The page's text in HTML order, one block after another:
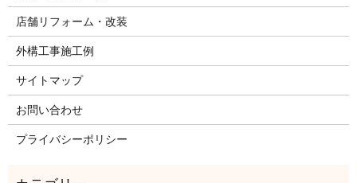
店舗リフォーム・改装
外構工事施工例
サイトマップ
お問い合わせ
プライバシーポリシー